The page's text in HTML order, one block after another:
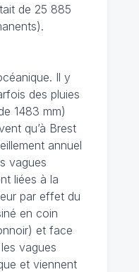
de 25 885
Il y
des pluies
1483 mm)
qu’à Brest
annuel
vagues
liées à la
par effet du
en coin
et face
vagues
et viennent